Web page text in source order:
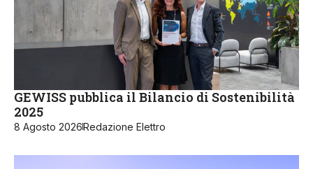
GEWISS pubblica il Bilancio di Sostenibilità
2025
8 Agosto 2026Redazione Elettro